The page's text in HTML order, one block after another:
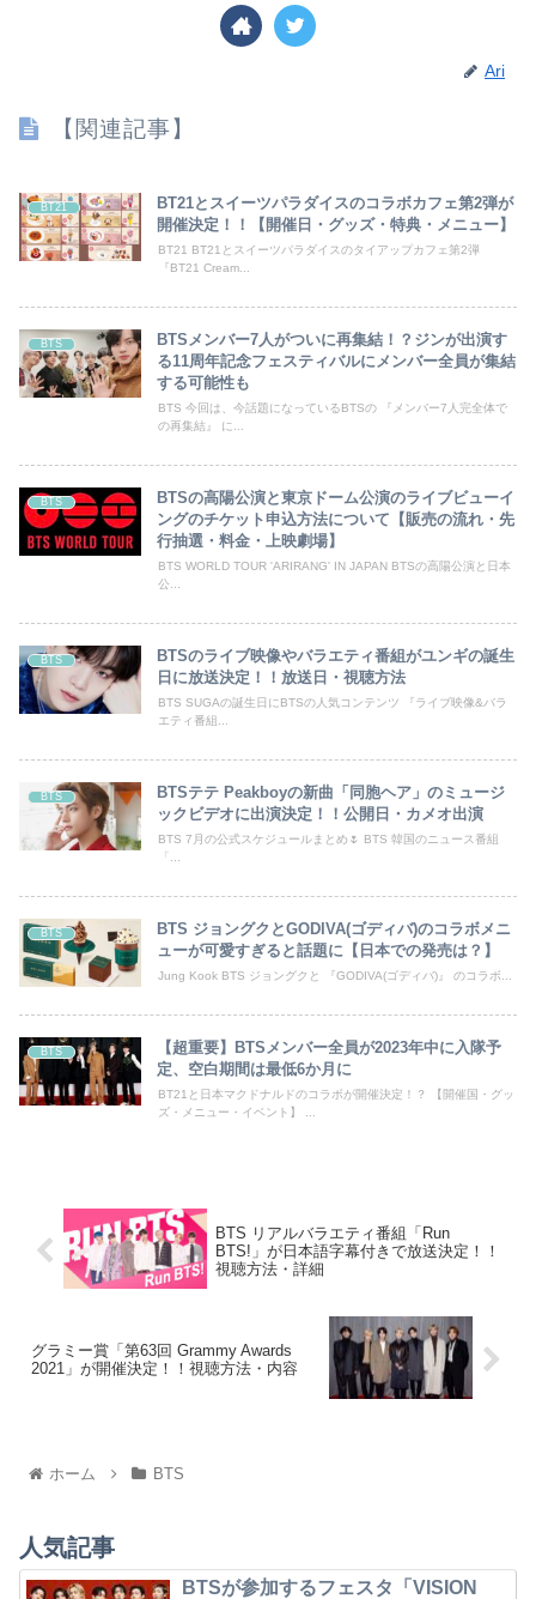
Ari
【関連記事】
BT21
BT21とスイーツパラダイスのコラボカフェ第2弾が
開催決定！！【開催日・グッズ・特典・メニュー】
BT21 BT21とスイーツパラダイスのタイアップカフェ第2弾
『BT21 Cream...
BTS
BTSメンバー7人がついに再集結！？ジンが出演す
る11周年記念フェスティバルにメンバー全員が集結
する可能性も
BTS 今回は、今話題になっているBTSの 『メンバー7人完全体で
の再集結』 に...
BTS
BTSの高陽公演と東京ドーム公演のライブビューイ
ングのチケット申込方法について【販売の流れ・先
行抽選・料金・上映劇場】
BTS WORLD TOUR 'ARIRANG' IN JAPAN BTSの高陽公演と日本
公...
BTS
BTSのライブ映像やバラエティ番組がユンギの誕生
日に放送決定！！放送日・視聴方法
BTS SUGAの誕生日にBTSの人気コンテンツ 『ライブ映像&バラ
エティ番組...
BTS
BTSテテ Peakboyの新曲「同胞ヘア」のミュージ
ックビデオに出演決定！！公開日・カメオ出演
BTS 7月の公式スケジュールまとめ🌷 BTS 韓国のニュース番組
「...
BTS
BTS ジョングクとGODIVA(ゴディバ)のコラボメニ
ューが可愛すぎると話題に【日本での発売は？】
Jung Kook BTS ジョングクと 『GODIVA(ゴディバ)』 のコラボ...
BTS
【超重要】BTSメンバー全員が2023年中に入隊予
定、空白期間は最低6か月に
BT21と日本マクドナルドのコラボが開催決定！？ 【開催国・グッ
ズ・メニュー・イベント】 ...
BTS リアルバラエティ番組「Run
BTS!」が日本語字幕付きで放送決定！！
視聴方法・詳細
グラミー賞「第63回 Grammy Awards
2021」が開催決定！！視聴方法・内容
ホーム BTS
人気記事
BTSが参加するフェスタ「VISION